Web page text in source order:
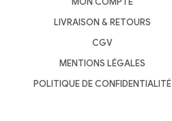
LIVRAISON & RETOURS
CGV
MENTIONS LÉGALES
POLITIQUE DE CONFIDENTIALITÉ